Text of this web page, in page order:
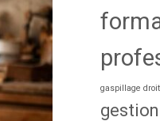
gaspillage